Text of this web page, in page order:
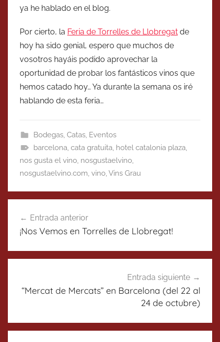
ya he hablado en el blog.
Por cierto, la Feria de Torrelles de Llobregat de
hoy ha sido genial, espero que muchos de
vosotros hayáis podido aprovechar la
oportunidad de probar los fantásticos vinos que
hemos catado hoy… Ya durante la semana os iré
hablando de esta feria…
Bodegas, Catas, Eventos
barcelona, cata gratuita, hotel catalonia plaza,
nos gusta el vino, nosgustaelvino,
nosgustaelvino.com, vino,Vins Grau
de
Entrada anterior
¡Nos Vemos en Torrelles de Llobregat!
Entrada siguiente
“Mercat de Mercats” en Barcelona (del 22 al
24 de octubre)